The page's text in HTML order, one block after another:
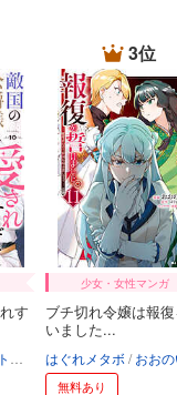
す
部
3位
少女・女性マンガ
ブチ切れ令嬢は報
いました...
はぐれメタボ おおの
無料あり